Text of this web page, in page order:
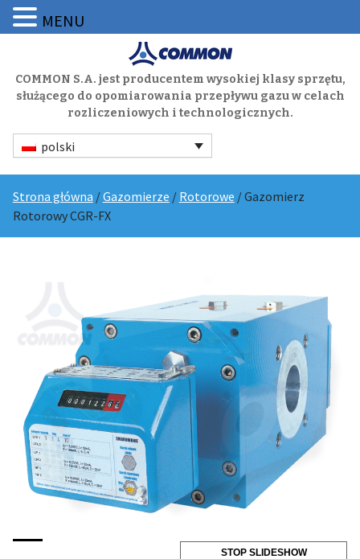
COMMON S.A. jest producentem wysokiej klasy sprzętu,
służącego do opomiarowania przepływu gazu w celach
rozliczeniowych i technologicznych.
polski
Strona główna /Gazomierze / Rotorowe / Gazomierz
Rotorowy CGR-FX
STOP SLIDESHOW
MENU